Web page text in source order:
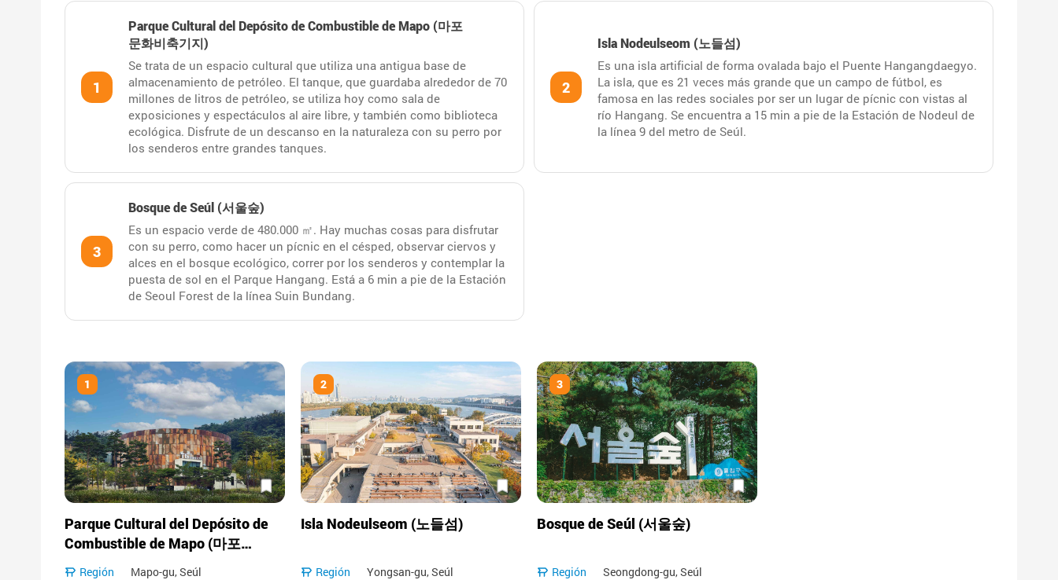
1
Parque Cultural del Depósito de Combustible de Mapo (마포
문화비축기지)
Se trata de un espacio cultural que utiliza una antigua base de
almacenamiento de petróleo. El tanque, que guardaba alrededor de 70
millones de litros de petróleo, se utiliza hoy como sala de
exposiciones y espectáculos al aire libre, y también como biblioteca
ecológica. Disfrute de un descanso en la naturaleza con su perro por
los senderos entre grandes tanques.
2
Isla Nodeulseom (노들섬)
Es una isla artificial de forma ovalada bajo el Puente Hangangdaegyo.
La isla, que es 21 veces más grande que un campo de fútbol, es
famosa en las redes sociales por ser un lugar de pícnic con vistas al
río Hangang. Se encuentra a 15 min a pie de la Estación de Nodeul de
la línea 9 del metro de Seúl.
3
Bosque de Seúl (서울숲)
Es un espacio verde de 480.000 ㎡. Hay muchas cosas para disfrutar
con su perro, como hacer un pícnic en el césped, observar ciervos y
alces en el bosque ecológico, correr por los senderos y contemplar la
puesta de sol en el Parque Hangang. Está a 6 min a pie de la Estación
de Seoul Forest de la línea Suin Bundang.
1
Parque Cultural del Depósito de
Combustible de Mapo (마포
문화비축기지)
Región Mapo-gu, Seúl
2
Isla Nodeulseom (노들섬)
Región Yongsan-gu, Seúl
3
Bosque de Seúl (서울숲)
Región Seongdong-gu, Seúl